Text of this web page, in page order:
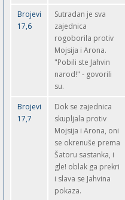
Brojevi
17,6
Sutradan je sva
zajednica
rogoborila protiv
Mojsija i Arona.
"Pobili ste Jahvin
narod!" - govorili
su.
Brojevi
17,7
Dok se zajednica
skupljala protiv
Mojsija i Arona, oni
se okrenuše prema
Šatoru sastanka, i
gle! oblak ga prekri
i slava se Jahvina
pokaza.